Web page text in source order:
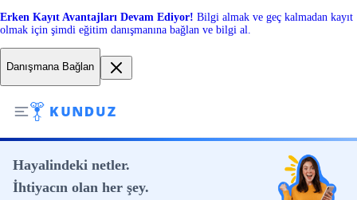
Erken Kayıt Avantajları Devam Ediyor! Bilgi almak ve geç kalmadan kayıt
olmak için şimdi eğitim danışmanına bağlan ve bilgi al.
Danışmana Bağlan
Hayalindeki netler.
İhtiyacın olan her şey.